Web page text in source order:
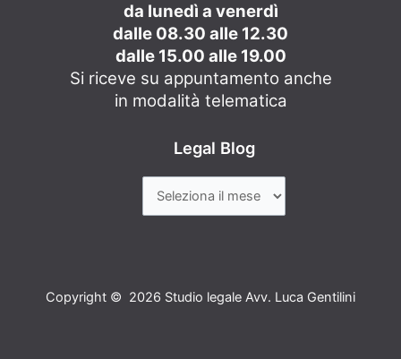
da lunedì a venerdì
dalle 08.30 alle 12.30
dalle 15.00 alle 19.00
Si riceve su appuntamento anche
in modalità telematica
Legal Blog
Copyright © 2026 Studio legale Avv. Luca Gentilini